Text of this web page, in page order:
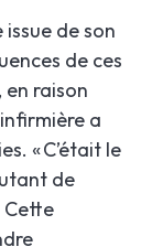
de son
de ces
en raison
a
« C’était le
de
Cette